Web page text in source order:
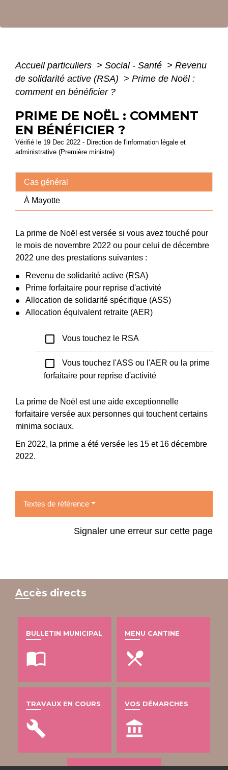
Accueil particuliers > Social - Santé > Revenu
de solidarité active (RSA) > Prime de Noël :
comment en bénéficier ?
PRIME DE NOËL : COMMENT
EN BÉNÉFICIER ?
Vérifié le 19 Dec 2022 - Direction de l'information légale et
administrative (Première ministre)
Cas général
À Mayotte
La prime de Noël est versée si vous avez touché pour
le mois de novembre 2022 ou pour celui de décembre
2022 une des prestations suivantes :
Revenu de solidarité active (RSA)
Prime forfaitaire pour reprise d'activité
Allocation de solidarité spécifique (ASS)
Allocation équivalent retraite (AER)
check_box_outline_blank Vous touchez le RSA
check_box_outline_blank
Vous touchez l'ASS ou l'AER ou la prime
forfaitaire pour reprise d'activité
La prime de Noël est une aide exceptionnelle
forfaitaire versée aux personnes qui touchent certains
minima sociaux.
En 2022, la prime a été versée les 15 et 16 décembre
2022.
Textes de référence
Signaler une erreur sur cette page
Accès directs
BULLETIN MUNICIPAL
import_contacts
MENU CANTINE
local_dining
TRAVAUX EN COURS
build
VOS DÉMARCHES
account_balance